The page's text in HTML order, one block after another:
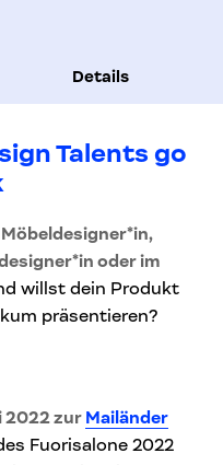
Details
Talents go
oder im
willst dein Produkt
präsentieren?
2022 zur Mailänder
Fuorisalone 2022